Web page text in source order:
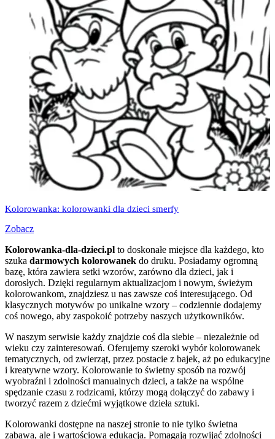
Kolorowanka: kolorowanki dla dzieci smerfy
Zobacz
Kolorowanka-dla-dzieci.pl to doskonałe miejsce dla każdego, kto
szuka darmowych kolorowanek do druku. Posiadamy ogromną
bazę, która zawiera setki wzorów, zarówno dla dzieci, jak i
dorosłych. Dzięki regularnym aktualizacjom i nowym, świeżym
kolorowankom, znajdziesz u nas zawsze coś interesującego. Od
klasycznych motywów po unikalne wzory – codziennie dodajemy
coś nowego, aby zaspokoić potrzeby naszych użytkowników.
W naszym serwisie każdy znajdzie coś dla siebie – niezależnie od
wieku czy zainteresowań. Oferujemy szeroki wybór kolorowanek
tematycznych, od zwierząt, przez postacie z bajek, aż po edukacyjne
i kreatywne wzory. Kolorowanie to świetny sposób na rozwój
wyobraźni i zdolności manualnych dzieci, a także na wspólne
spędzanie czasu z rodzicami, którzy mogą dołączyć do zabawy i
tworzyć razem z dziećmi wyjątkowe dzieła sztuki.
Kolorowanki dostępne na naszej stronie to nie tylko świetna
zabawa, ale i wartościowa edukacja. Pomagają rozwijać zdolności